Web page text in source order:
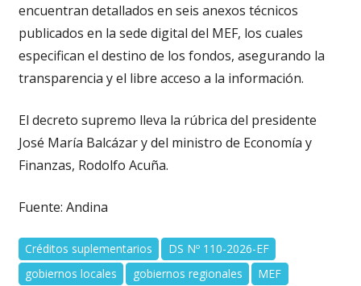
encuentran detallados en seis anexos técnicos
publicados en la sede digital del MEF, los cuales
especifican el destino de los fondos, asegurando la
transparencia y el libre acceso a la información.
El decreto supremo lleva la rúbrica del presidente
José María Balcázar y del ministro de Economía y
Finanzas, Rodolfo Acuña.
Fuente: Andina
Créditos suplementarios
DS Nº 110-2026-EF
gobiernos locales
gobiernos regionales
MEF